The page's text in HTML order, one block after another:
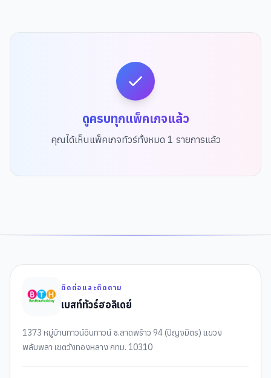
ดูครบทุกแพ็คเกจแล้ว
คุณได้เห็นแพ็คเกจทัวร์ทั้งหมด 1 รายการแล้ว
ติดต่อและติดตาม
เบสท์ทัวร์ฮอลิเดย์
1373 หมู่บ้านทาวน์อินทาวน์ ซ.ลาดพร้าว 94 (ปัญจมิตร) แขวง
พลับพลา เขตวังทองหลาง กทม. 10310